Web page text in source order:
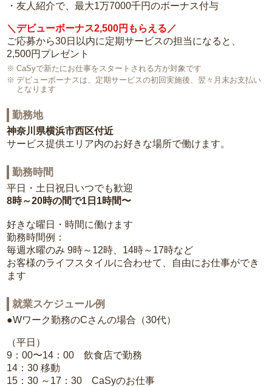
・友人紹介で、最大1万7000千円のボーナス付与
＼デビューボーナス2,500円もらえる／
ご応募から30日以内に定期サービスの担当になると、
2,500円プレゼント
CaSyで新たにお仕事をスタートされる方が対象です
デビューボーナスは、定期サービスの初回実施後、翌々月末お支払い
となります
勤務地
神奈川県横浜市西区付近
サービス提供エリア内のお好きな場所で働けます。
勤務時間
平日・土日祝日いつでも歓迎
8時～20時の間で1日1時間〜
好きな曜日・時間に働けます
勤務時間例：
毎週水曜のみ 9時～12時、14時～17時など
お客様のライフスタイルに合わせて、自由にお仕事ができ
ます
就業スケジュール例
●Wワーク勤務のCさんの場合（30代）
（平日）
9：00〜14：00 飲食店で勤務
14：30 移動
15：30 ～17：30 CaSyのお仕事